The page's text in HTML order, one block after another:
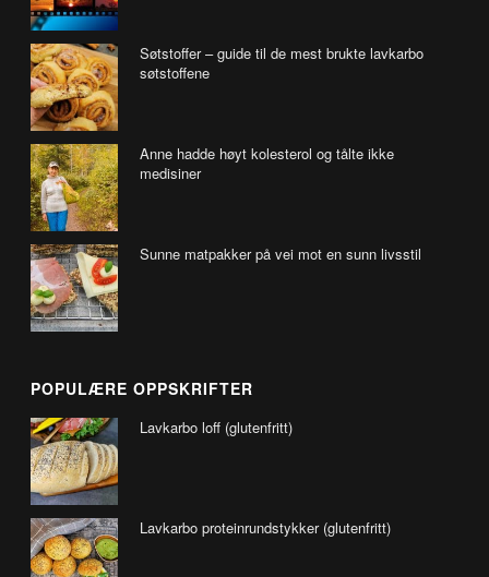
Søtstoffer – guide til de mest brukte lavkarbo
søtstoffene
Anne hadde høyt kolesterol og tålte ikke
medisiner
Sunne matpakker på vei mot en sunn livsstil
POPULÆRE OPPSKRIFTER
Lavkarbo loff (glutenfritt)
Lavkarbo proteinrundstykker (glutenfritt)